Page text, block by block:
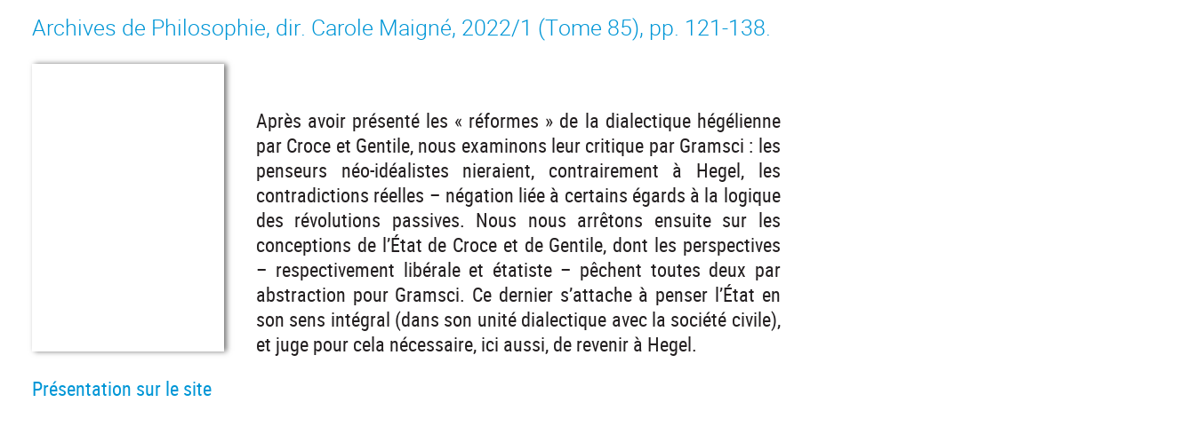
Archives de Philosophie, dir. Carole Maigné, 2022/1 (Tome 85), pp. 121-138.
Après avoir présenté les « réformes » de la dialectique hégélienne
par Croce et Gentile, nous examinons leur critique par Gramsci : les
penseurs néo-idéalistes nieraient, contrairement à Hegel, les
contradictions réelles – négation liée à certains égards à la logique
des révolutions passives. Nous nous arrêtons ensuite sur les
conceptions de l’État de Croce et de Gentile, dont les perspectives
– respectivement libérale et étatiste – pêchent toutes deux par
abstraction pour Gramsci. Ce dernier s’attache à penser l’État en
son sens intégral (dans son unité dialectique avec la société civile),
et juge pour cela nécessaire, ici aussi, de revenir à Hegel.
Présentation sur le site